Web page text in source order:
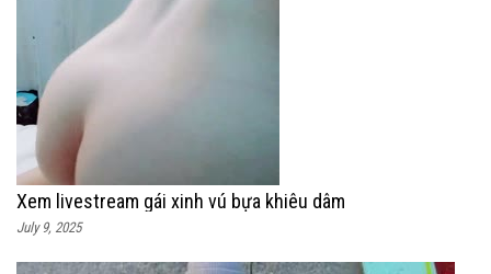
Xem livestream gái xinh vú bựa khiêu dâm
July 9, 2025